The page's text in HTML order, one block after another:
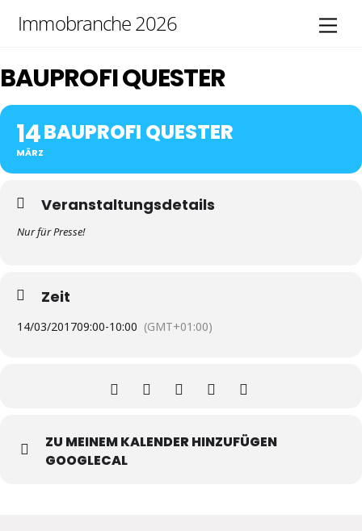
Immobranche 2026
BAUPROFI QUESTER
14
MÄRZ
BAUPROFI QUESTER
Veranstaltungsdetails
Nur für Presse!
Zeit
14/03/201709:00-10:00 (GMT+01:00)
ZU MEINEM KALENDER HINZUFÜGEN
GOOGLECAL